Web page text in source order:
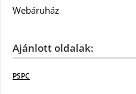
Webáruház
Ajánlott oldalak:
PSPC